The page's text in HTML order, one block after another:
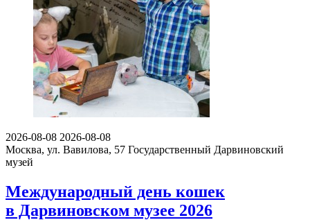
2026-08-08 2026-08-08
Москва, ул. Вавилова, 57 Государственный Дарвиновский
музей
Международный день кошек
в Дарвиновском музее 2026